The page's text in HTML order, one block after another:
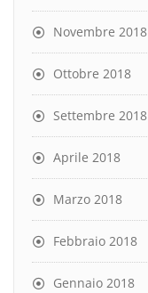
Novembre 2018
Ottobre 2018
Settembre 2018
Aprile 2018
Marzo 2018
Febbraio 2018
Gennaio 2018